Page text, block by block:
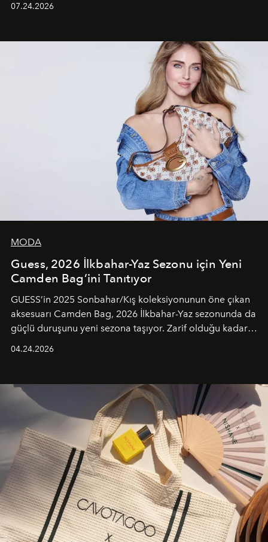
unsurlarından biri olarak öne çıkıyor.
07.24.2026
MODA
Guess, 2026 İlkbahar-Yaz Sezonu için Yeni
Camden Bag’ini Tanıtıyor
GUESS’in 2025 Sonbahar/Kış koleksiyonunun öne çıkan
aksesuarı Camden Bag, 2026 İlkbahar-Yaz sezonunda da
güçlü duruşunu yeni sezona taşıyor. Zarif olduğu kadar
04.24.2026